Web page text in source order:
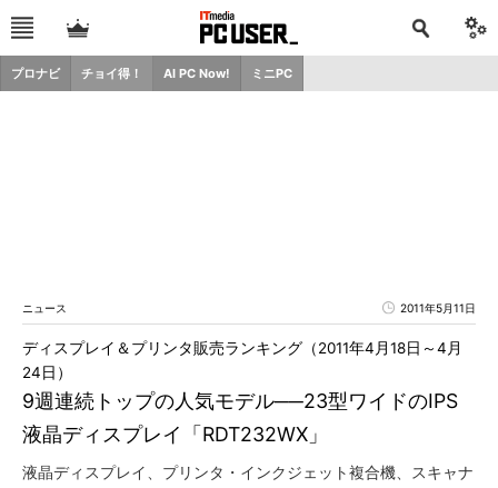
プロナビ チョイ得！ AI PC Now! ミニPC
ニュース 2011年5月11日
9週連続トップの人気モデル──23型ワイドのIPS
液晶ディスプレイ「RDT232WX」
ディスプレイ＆プリンタ販売ランキング（2011年4月18日～4月
24日）
液晶ディスプレイ、プリンタ・インクジェット複合機、スキャナ